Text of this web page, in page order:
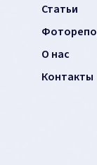
Статьи
О нас
Контакты